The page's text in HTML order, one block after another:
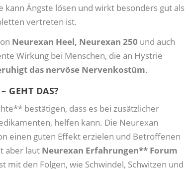
Ängste lösen und wirkt besonders gut als
vertreten ist.
Neurexan Heel, Neurexan 250 und auch
Wirkung bei Menschen, die an Hystrie
das nervöse Nervenkostüm.
GEHT DAS?
bestätigen, dass es bei zusätzlicher
helfen kann. Die Neurexan
einen guten Effekt erzielen und Betroffenen
aber laut Neurexan Erfahrungen** Forum
mit den Folgen, wie Schwindel, Schwitzen und